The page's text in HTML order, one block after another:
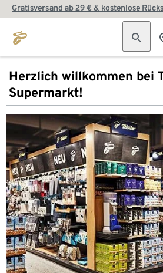
Gratisversand ab 29 € & kostenlose
Herzlich willkommen bei
Supermarkt!